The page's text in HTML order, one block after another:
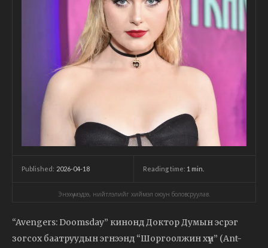
Published: 2026-04-18 Reading time: 1 min.
Энэхүү мэдээ, нийтлэлийг хиймэл оюун боловсруулав.
“Avengers: Doomsday” кинонд Доктор Думын эсрэг
зогсох баатруудын эгнээнд “Шоргоолжин хүн” (Ant-